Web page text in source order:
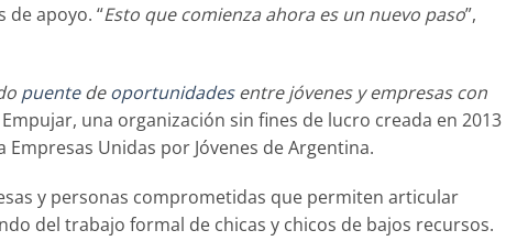
de apoyo. “Esto que comienza ahora es un nuevo paso”,
puentedeoportunidadesentre jóvenes y empresas con
una organización sin fines de lucro creada en 2013
Unidas por Jóvenes de Argentina.
y personas comprometidas que permiten articular
del trabajo formal de chicas y chicos de bajos recursos.